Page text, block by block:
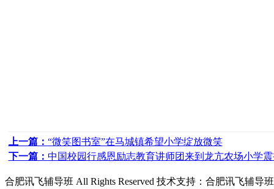
上一篇： “微笑图书室”在马城镇希望小学绽放微笑
下一篇： 中国校园行感恩励志教育讲师团来到龙亢农场小学
合肥讯飞辅导班 All Rights Reserved 技术支持： 合肥讯飞辅导班